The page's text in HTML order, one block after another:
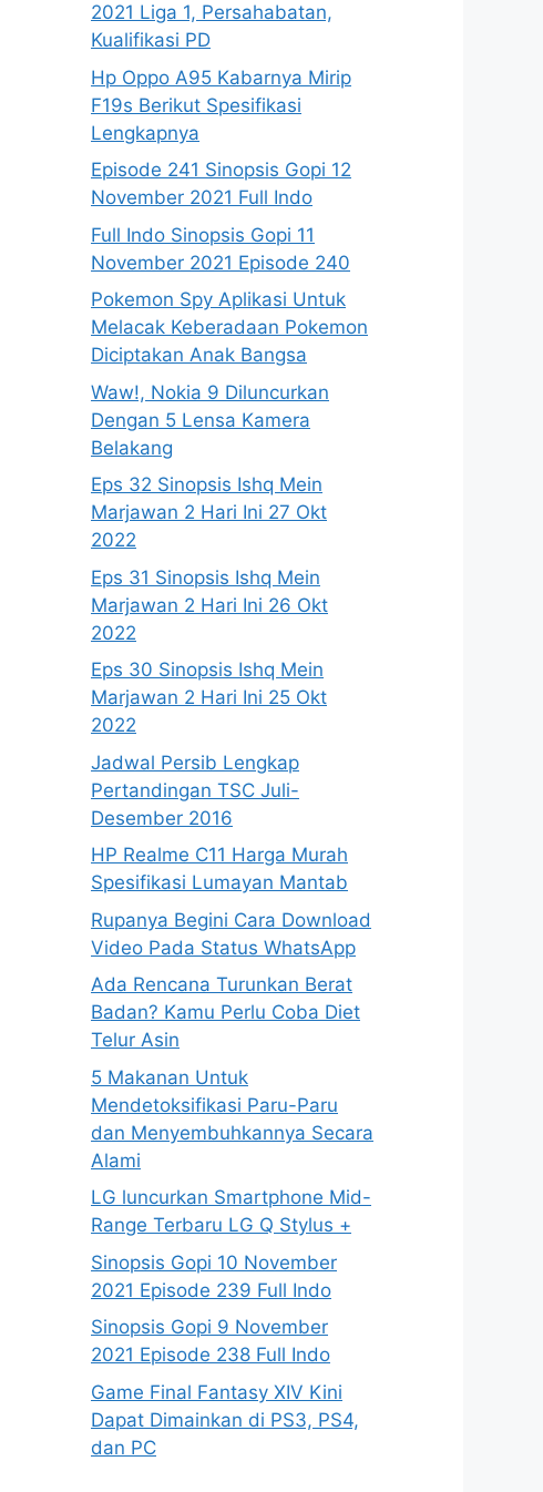
2021 Liga 1, Persahabatan,
Kualifikasi PD
Hp Oppo A95 Kabarnya Mirip
F19s Berikut Spesifikasi
Lengkapnya
Episode 241 Sinopsis Gopi 12
November 2021 Full Indo
Full Indo Sinopsis Gopi 11
November 2021 Episode 240
Pokemon Spy Aplikasi Untuk
Melacak Keberadaan Pokemon
Diciptakan Anak Bangsa
Waw!, Nokia 9 Diluncurkan
Dengan 5 Lensa Kamera
Belakang
Eps 32 Sinopsis Ishq Mein
Marjawan 2 Hari Ini 27 Okt
2022
Eps 31 Sinopsis Ishq Mein
Marjawan 2 Hari Ini 26 Okt
2022
Eps 30 Sinopsis Ishq Mein
Marjawan 2 Hari Ini 25 Okt
2022
Jadwal Persib Lengkap
Pertandingan TSC Juli-
Desember 2016
HP Realme C11 Harga Murah
Spesifikasi Lumayan Mantab
Rupanya Begini Cara Download
Video Pada Status WhatsApp
Ada Rencana Turunkan Berat
Badan? Kamu Perlu Coba Diet
Telur Asin
5 Makanan Untuk
Mendetoksifikasi Paru-Paru
dan Menyembuhkannya Secara
Alami
LG luncurkan Smartphone Mid-
Range Terbaru LG Q Stylus +
Sinopsis Gopi 10 November
2021 Episode 239 Full Indo
Sinopsis Gopi 9 November
2021 Episode 238 Full Indo
Game Final Fantasy XIV Kini
Dapat Dimainkan di PS3, PS4,
dan PC